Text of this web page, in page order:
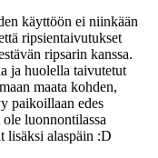
käyttöön ei niinkään
ripsientaivutukset
ripsarin kanssa.
ja huolella taivutetut
maata kohden,
paikoillaan edes
luonnontilassa
lisäksi alaspäin :D